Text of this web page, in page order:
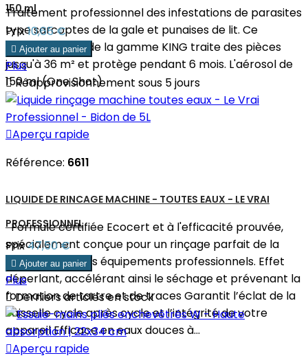
150 ml
Traitement professionnel des infestations de parasites
type sarcoptes de la gale et punaises de lit. Ce
puissant spray de la gamme KING traite des pièces
jusqu'à 36 m² et protège pendant 6 mois. L'aérosol de
150 ml (One Shot)
Prix10,65 €
 Ajouter au panier
Plus
Réapprovisionnement sous 5 jours
Aperçu rapide
Référence: 6611
LIQUIDE DE RINCAGE MACHINE - TOUTES EAUX - LE VRAI
PROFESSIONNEL
Formule certifiée Ecocert et à l'efficacité prouvée,
spécialement conçue pour un rinçage parfait de la
vaisselle dans les équipements professionnels. Effet
déperlant, accélérant ainsi le séchage et prévenant la
formation de tartre et de traces Garantit l’éclat de la
vaisselle cycle après cycle et l’intégrité de votre
appareil Efficace en eaux douces à...
Prix47,50 €
 Ajouter au panier
Plus
Derniers articles en stock
Aperçu rapide